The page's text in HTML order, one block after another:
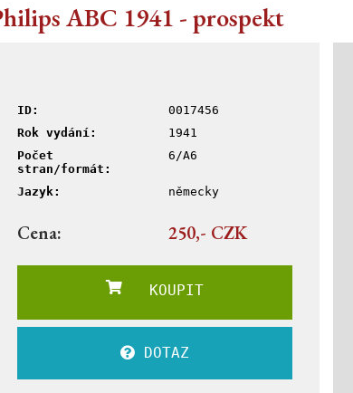
ABC 1941 - prospekt
ID:
0017456
Rok vydání:
1941
Počet
stran/formát:
6/A6
Jazyk: německy
Cena: 250,- CZK
KOUPIT
DOTAZ